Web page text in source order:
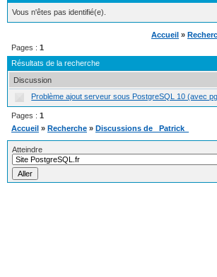
Vous n'êtes pas identifié(e).
Accueil »
Pages : 1
Résultats de la recherche
Discussion
Problème ajout serveur sous PostgreSQL 10 (avec
Pages : 1
Accueil » Recherche » Discussions de _Patrick_
Atteindre